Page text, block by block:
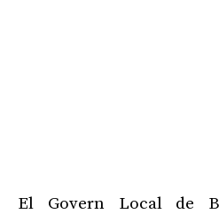
El Govern Local de